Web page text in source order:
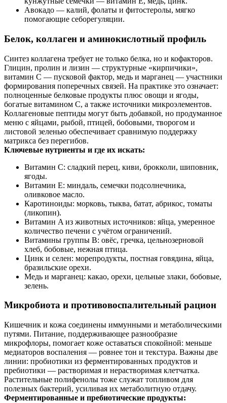
Авокадо — калий, фолаты и фитостеролы, мягко
помогающие себорегуляции.
Белок, коллаген и аминокислотный профиль
Синтез коллагена требует не только белка, но и кофакторов.
Глицин, пролин и лизин — структурные «кирпичики»,
витамин C — пусковой фактор, медь и марганец — участники
формирования поперечных связей. На практике это означает:
полноценные белковые продукты плюс овощи и ягоды,
богатые витамином C, а также источники микроэлементов.
Коллагеновые пептиды могут быть добавкой, но продуманное
меню с яйцами, рыбой, птицей, бобовыми, творогом и
листовой зеленью обеспечивает сравнимую поддержку
матрикса без перегибов.
Ключевые нутриенты и где их искать:
Витамин C: сладкий перец, киви, брокколи, шиповник,
ягоды.
Витамин E: миндаль, семечки подсолнечника,
оливковое масло.
Каротиноиды: морковь, тыква, батат, абрикос, томаты
(ликопин).
Витамин A из животных источников: яйца, умеренное
количество печени с учётом ограничений.
Витамины группы B: овёс, гречка, цельнозерновой
хлеб, бобовые, нежная птица.
Цинк и селен: морепродукты, постная говядина, яйца,
бразильские орехи.
Медь и марганец: какао, орехи, цельные злаки, бобовые,
зелень.
Микробиота и противовоспалительный рацион
Кишечник и кожа соединены иммунными и метаболическими
путями. Питание, поддерживающее разнообразие
микрофлоры, помогает коже оставаться спокойной: меньше
медиаторов воспаления — ровнее тон и текстура. Важны две
линии: пробиотики из ферментированных продуктов и
пребиотики — растворимая и нерастворимая клетчатка.
Растительные полифенолы тоже служат топливом для
полезных бактерий, усиливая их метаболитную отдачу.
Ферментированные и пребиотические продукты: